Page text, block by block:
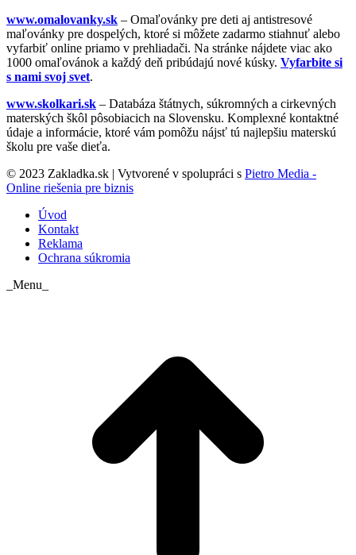
www.omalovanky.sk – Omaľovánky pre deti aj antistresové
maľovánky pre dospelých, ktoré si môžete zadarmo stiahnuť alebo
vyfarbiť online priamo v prehliadači. Na stránke nájdete viac ako
1000 omaľovánok a každý deň pribúdajú nové kúsky. Vyfarbite si
s nami svoj svet.
www.skolkari.sk – Databáza štátnych, súkromných a cirkevných
materských škôl pôsobiacich na Slovensku. Komplexné kontaktné
údaje a informácie, ktoré vám pomôžu nájsť tú najlepšiu materskú
školu pre vaše dieťa.
© 2023 Zakladka.sk | Vytvorené v spolupráci s Pietro Media -
Online riešenia pre biznis
Úvod
Kontakt
Reklama
Ochrana súkromia
_Menu_